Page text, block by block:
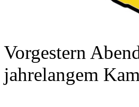
Vorgestern
jahrelangem